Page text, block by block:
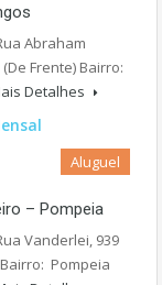
Abraham
(De Frente) Bairro:
Detalhes
Aluguel
– Pompeia
Vanderlei, 939
Pompeia